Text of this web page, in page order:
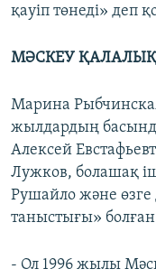
қауіп төнеді» деп
МӘСКЕУ ҚАЛАЛЫҚ
Марина
жылдардың
Алексей
Лужков, болашақ
Рушайло және
таныстығы»
- Ол 1996 жылы